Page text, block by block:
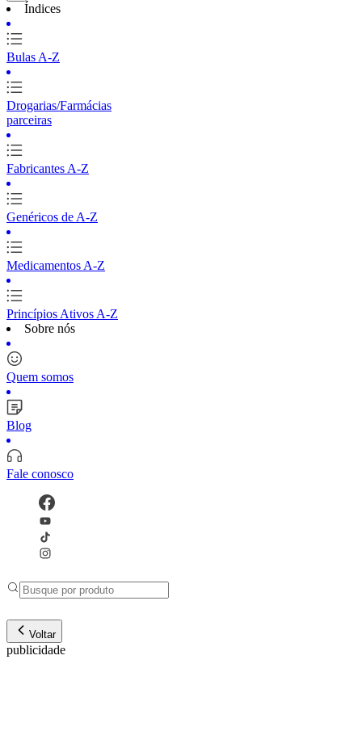
Índices
Bulas A-Z
Drogarias/Farmácias
parceiras
Fabricantes A-Z
Genéricos de A-Z
Medicamentos A-Z
Princípios Ativos A-Z
Sobre nós
Quem somos
Blog
Fale conosco
Voltar
publicidade